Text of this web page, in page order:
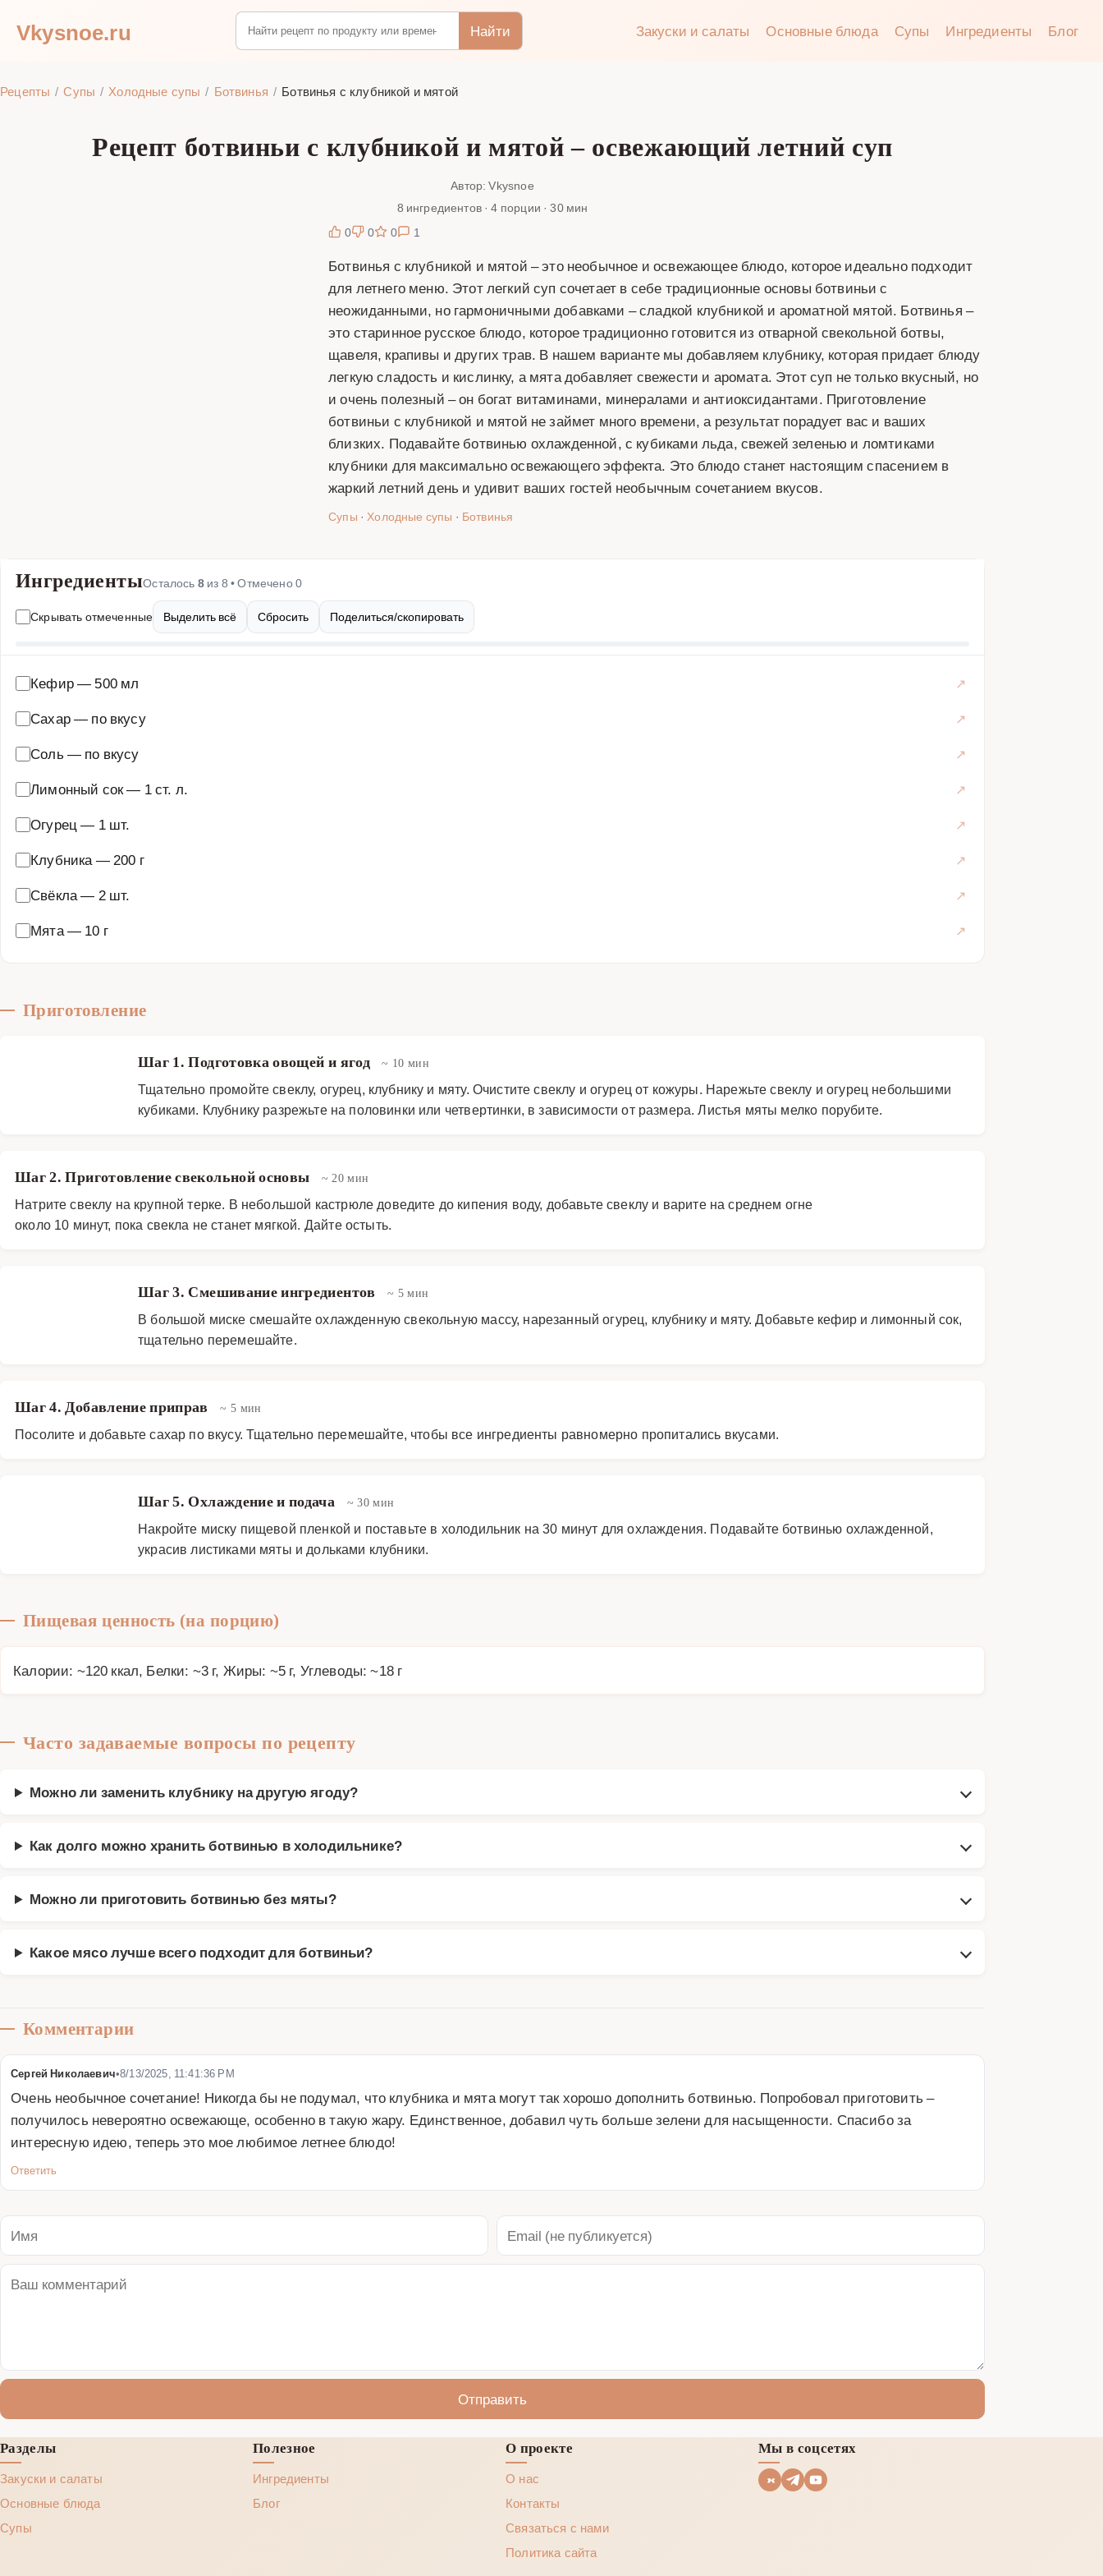
Vkysnoe.ru Найти Закуски и салаты Основные блюда Супы Ингредиенты Блог
Рецепты Супы Холодные супы Ботвинья Ботвинья с клубникой и мятой
Рецепт ботвиньи с клубникой и мятой – освежающий летний суп
Автор: Vkysnoe
8 ингредиентов · 4 порции · 30 мин
0
0 0 1
Ботвинья с клубникой и мятой – это необычное и освежающее блюдо, которое идеально подходит
для летнего меню. Этот легкий суп сочетает в себе традиционные основы ботвиньи с
неожиданными, но гармоничными добавками – сладкой клубникой и ароматной мятой. Ботвинья –
это старинное русское блюдо, которое традиционно готовится из отварной свекольной ботвы,
щавеля, крапивы и других трав. В нашем варианте мы добавляем клубнику, которая придает блюду
легкую сладость и кислинку, а мята добавляет свежести и аромата. Этот суп не только вкусный, но
и очень полезный – он богат витаминами, минералами и антиоксидантами. Приготовление
ботвиньи с клубникой и мятой не займет много времени, а результат порадует вас и ваших
близких. Подавайте ботвинью охлажденной, с кубиками льда, свежей зеленью и ломтиками
клубники для максимально освежающего эффекта. Это блюдо станет настоящим спасением в
жаркий летний день и удивит ваших гостей необычным сочетанием вкусов.
Супы ·Холодные супы · Ботвинья
ИнгредиентыОсталось 8из 8 • Отмечено0
Скрывать отмеченные Выделить всё Сбросить Поделиться/скопировать
Кефир— 500 мл
Сахар— по вкусу
Соль — по вкусу
Лимонный сок— 1 ст. л.
Огурец — 1 шт.
Клубника — 200 г
Свёкла— 2 шт.
Мята— 10 г
Приготовление
Шаг 1. Подготовка овощей и ягод ~ 10 мин
Тщательно промойте свеклу, огурец, клубнику и мяту. Очистите свеклу и огурец от кожуры. Нарежьте свеклу и огурец небольшими
кубиками. Клубнику разрежьте на половинки или четвертинки, в зависимости от размера. Листья мяты мелко порубите.
Шаг 2. Приготовление свекольной основы ~ 20 мин
Натрите свеклу на крупной терке. В небольшой кастрюле доведите до кипения воду, добавьте свеклу и варите на среднем огне
около 10 минут, пока свекла не станет мягкой. Дайте остыть.
Шаг 3. Смешивание ингредиентов ~ 5 мин
В большой миске смешайте охлажденную свекольную массу, нарезанный огурец, клубнику и мяту. Добавьте кефир и лимонный сок,
тщательно перемешайте.
Шаг 4. Добавление приправ ~ 5 мин
Посолите и добавьте сахар по вкусу. Тщательно перемешайте, чтобы все ингредиенты равномерно пропитались вкусами.
Шаг 5. Охлаждение и подача ~ 30 мин
Накройте миску пищевой пленкой и поставьте в холодильник на 30 минут для охлаждения. Подавайте ботвинью охлажденной,
украсив листиками мяты и дольками клубники.
Пищевая ценность (на порцию)
Калории: ~120 ккал, Белки: ~3 г, Жиры: ~5 г, Углеводы: ~18 г
Часто задаваемые вопросы по рецепту
Можно ли заменить клубнику на другую ягоду?
Как долго можно хранить ботвинью в холодильнике?
Можно ли приготовить ботвинью без мяты?
Какое мясо лучше всего подходит для ботвиньи?
Комментарии
Сергей Николаевич•8/13/2025, 11:41:36 PM
Очень необычное сочетание! Никогда бы не подумал, что клубника и мята могут так хорошо дополнить ботвинью. Попробовал приготовить –
получилось невероятно освежающе, особенно в такую жару. Единственное, добавил чуть больше зелени для насыщенности. Спасибо за
интересную идею, теперь это мое любимое летнее блюдо!
Ответить
Отправить
Разделы
Закуски и салаты
Основные блюда
Супы
Полезное
Ингредиенты
Блог
О проекте
О нас
Контакты
Связаться с нами
Политика сайта
Мы в соцсетях